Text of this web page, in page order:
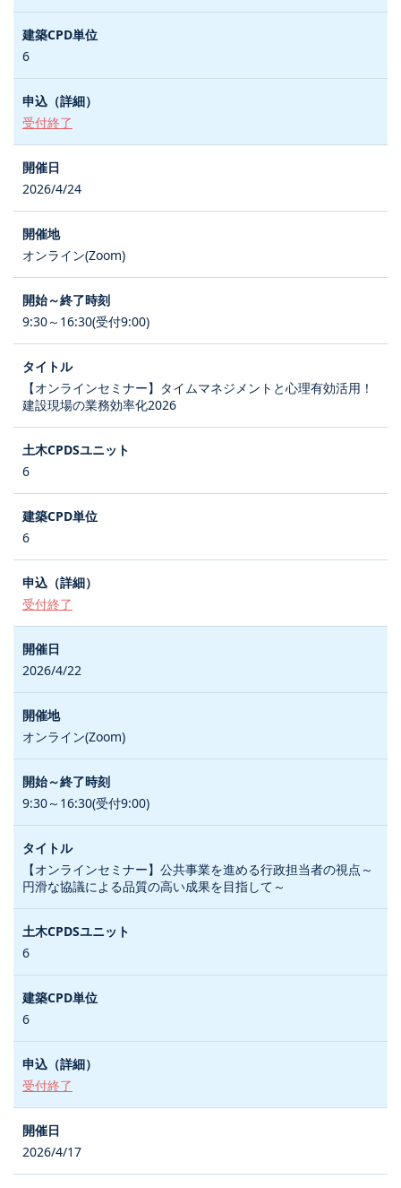
6
受付終了
2026/4/24
オンライン(Zoom)
9:30～16:30(受付9:00)
【オンラインセミナー】タイムマネジメントと心理有効活用！
建設現場の業務効率化2026
6
6
受付終了
2026/4/22
オンライン(Zoom)
9:30～16:30(受付9:00)
【オンラインセミナー】公共事業を進める行政担当者の視点～
円滑な協議による品質の高い成果を目指して～
6
6
受付終了
2026/4/17